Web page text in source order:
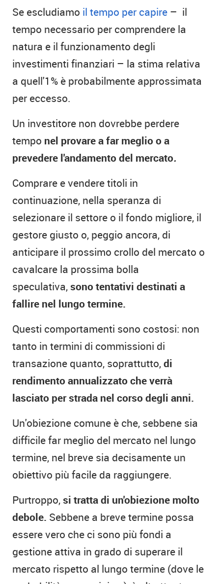
Se escludiamo il tempo per capire – il
tempo necessario per comprendere la
natura e il funzionamento degli
investimenti finanziari – la stima relativa
a quell'1% è probabilmente approssimata
per eccesso.
Un investitore non dovrebbe perdere
tempo nel provare a far meglio o a
prevedere l'andamento del mercato.
Comprare e vendere titoli in
continuazione, nella speranza di
selezionare il settore o il fondo migliore, il
gestore giusto o, peggio ancora, di
anticipare il prossimo crollo del mercato o
cavalcare la prossima bolla
speculativa,sono tentativi destinati a
fallire nel lungo termine.
Questi comportamenti sono costosi: non
tanto in termini di commissioni di
transazione quanto, soprattutto,di
rendimento annualizzato che verrà
lasciato per strada nel corso degli anni.
Un'obiezione comune è che, sebbene sia
difficile far meglio del mercato nel lungo
termine, nel breve sia decisamente un
obiettivo più facile da raggiungere.
Purtroppo,si tratta di un'obiezione molto
debole. Sebbene a breve termine possa
essere vero che ci sono più fondi a
gestione attiva in grado di superare il
mercato rispetto al lungo termine (dove le